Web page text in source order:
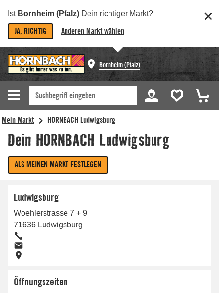
Ist Bornheim (Pfalz) Dein richtiger Markt?
JA, RICHTIG Anderen Markt wählen
Bornheim (Pfalz)
Ludwigsburg
Woehlerstrasse 7 + 9
71636 Ludwigsburg
Öffnungszeiten